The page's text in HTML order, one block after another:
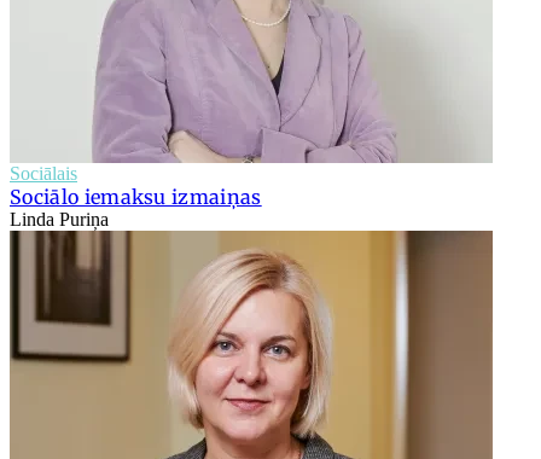
Sociālais
Sociālo iemaksu izmaiņas
Linda Puriņa